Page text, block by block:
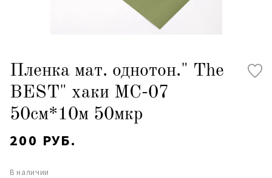
Пленка мат. однотон." The
BEST" хаки МС-07
50см*10м 50мкр
200 РУБ.
В наличии